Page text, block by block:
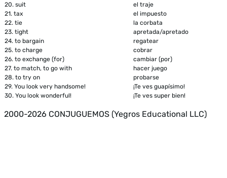
20. suit
el traje
21. tax
el impuesto
22. tie
la corbata
23. tight
apretada/apretado
24. to bargain
regatear
25. to charge
cobrar
26. to exchange (for)
cambiar (por)
27. to match, to go with
hacer juego
28. to try on
probarse
29. You look very handsome!
¡Te ves guapísimo!
30. You look wonderful! ¡Te ves super bien!
2000-2026 CONJUGUEMOS (Yegros Educational LLC)